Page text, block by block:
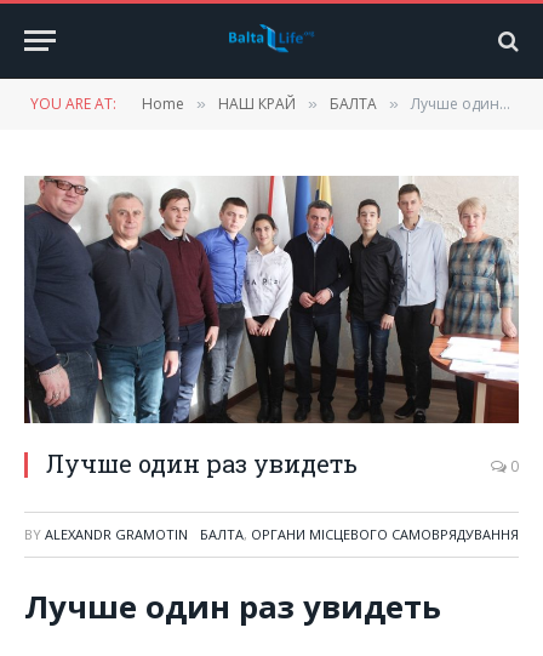
YOU ARE AT: Home » НАШ КРАЙ » БАЛТА » Лучше один раз увидеть
Лучше один раз увидеть 0
BY ALEXANDR GRAMOTIN БАЛТА, ОРГАНИ МІСЦЕВОГО САМОВРЯДУВАННЯ
Лучше один раз увидеть